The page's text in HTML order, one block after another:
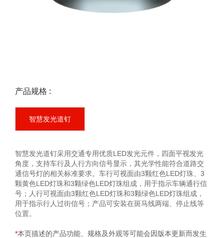
产品规格 :
智慧发光道钉
智慧发光道钉采用交通专用优质LED发光元件，四面平视发光
角度，支持车行及人行方向信号显示，其光学性能符合道路交
通信号灯的相关标准要求。车行可视面由3颗红色LED灯珠、3
颗黄色LED灯珠和3颗绿色LED灯珠组成，用于指示车辆通行信
号；人行可视面由3颗红色LED灯珠和3颗绿色LED灯珠组成，
用于指示行人过街信号；产品可安装在斑马线两端、停止线等
位置。
*本页描述的产品功能、规格及外观等可能会因版本更新而发生